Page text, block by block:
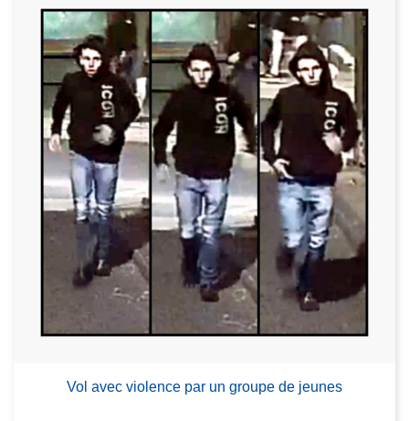
Vol avec violence par un groupe de jeunes